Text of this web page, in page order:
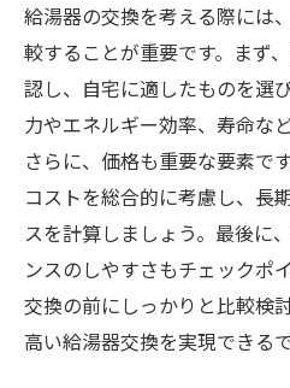
セルフ交換時の安
取り付け時の事故
安全装置の確認と設
万一の事態に備え
作業中の安全意識を
安全な給湯器交換
給湯器の交換を考える際には
較することが重要です。まず
認し、自宅に適したものを選
力やエネルギー効率、寿命な
さらに、価格も重要な要素で
コストを総合的に考慮し、長
スを計算しましょう。最後に
ンスのしやすさもチェックポ
交換の前にしっかりと比較検
高い給湯器交換を実現できるで